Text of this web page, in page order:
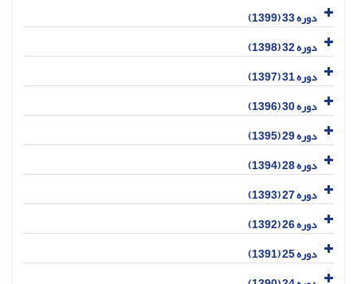
دوره 33 (1399)
دوره 32 (1398)
دوره 31 (1397)
دوره 30 (1396)
دوره 29 (1395)
دوره 28 (1394)
دوره 27 (1393)
دوره 26 (1392)
دوره 25 (1391)